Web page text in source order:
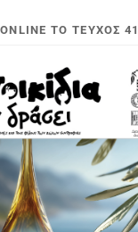
ΤΟ ΤΕΎΧΟΣ 41